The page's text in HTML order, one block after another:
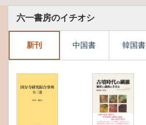
六一書房のイチオシ
新刊 中国書 韓国書